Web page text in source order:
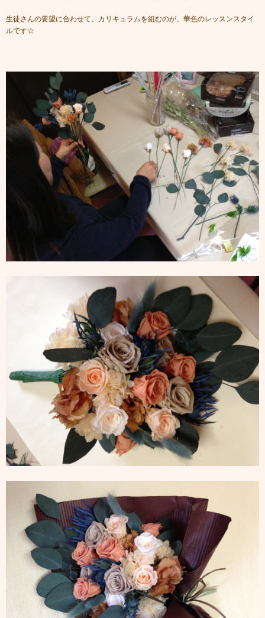
生徒さんの要望に合わせて、カリキュラムを組むのが、華色のレッスンスタイ
ルです☆